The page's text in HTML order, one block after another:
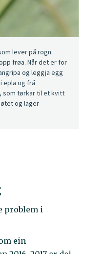
lever på rogn.
frøa. Når det er for
og leggja egg
epla og frå
som tørkar til et kvitt
og lager
problem i
ein